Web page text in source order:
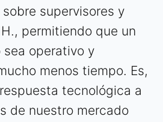
supervisores y
permitiendo que un
sea operativo y
menos tiempo. Es,
tecnológica a
de nuestro mercado